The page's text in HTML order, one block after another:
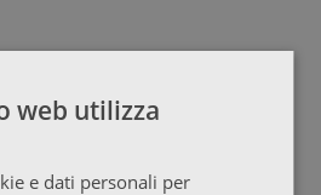
web utilizza
e dati personali per